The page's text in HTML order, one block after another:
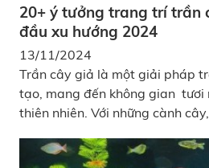
20+ ý tưởng trang trí trần
đầu xu hướng 2024
13/11/2024
Trần cây giả là một giải pháp
tạo, mang đến không gian tươi
thiên nhiên. Với những cành
vải, hoặc lụa, trần cây nhân